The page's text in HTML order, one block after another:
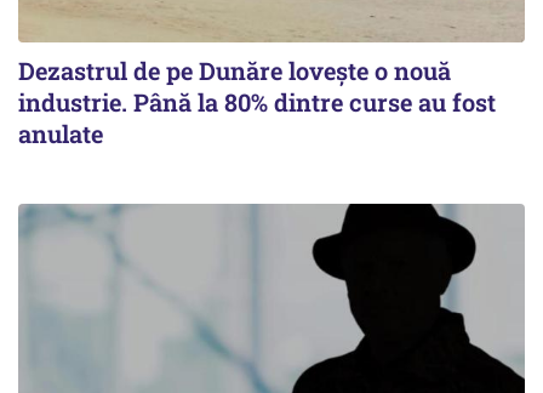
Dezastrul de pe Dunăre lovește o nouă
industrie. Până la 80% dintre curse au fost
anulate